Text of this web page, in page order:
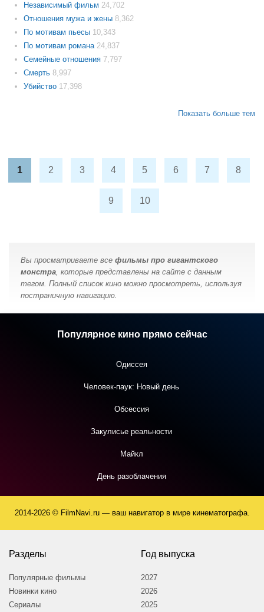
Независимый фильм 24,702
Отношения мужа и жены 8,362
По мотивам пьесы 10,343
По мотивам романа 24,837
Семейные отношения 7,797
Смерть 8,997
Убийство 17,398
Показать больше тем
1 2 3 4 5 6 7 8
9 10
Вы просматриваете все фильмы про гигантского
монстра, которые представлены на сайте с данным
тегом. Полный список кино можно просмотреть, используя
постраничную навигацию.
Популярное кино прямо сейчас
Одиссея
Человек-паук: Новый день
Обсессия
Закулисье реальности
Майкл
День разоблачения
2014-2026 © FilmNavi.ru — ваш навигатор в мире кинематографа.
Разделы
Популярные фильмы
Новинки кино
Сериалы
Год выпуска
2027
2026
2025